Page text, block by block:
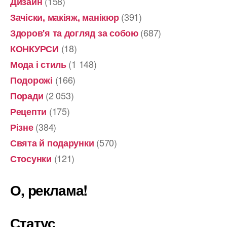
Зачіски, макіяж, манікюр(391)
Здоров'я та догляд за собою(687)
КОНКУРСИ (18)
Мода і стиль(1 148)
Подорожі (166)
Поради (2 053)
Рецепти (175)
Різне(384)
Свята й подарунки (570)
Стосунки (121)
О, реклама!
Статус